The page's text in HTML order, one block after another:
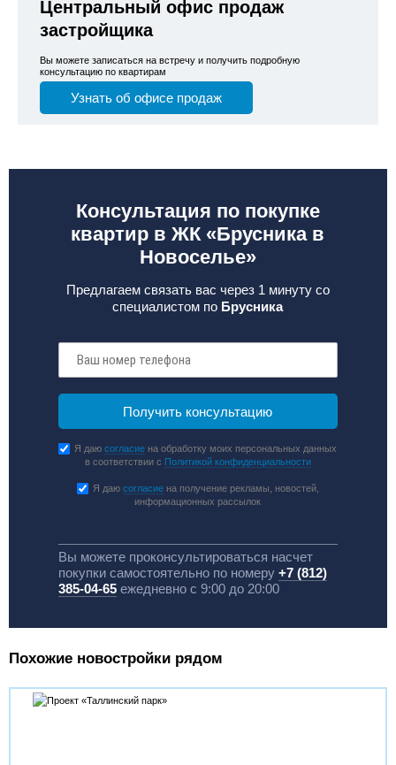
Центральный офис продаж
застройщика
Вы можете записаться на встречу и получить подробную
консультацию по квартирам
Узнать об офисе продаж
Консультация по покупке
квартир в ЖК «Брусника в
Новоселье»
Предлагаем связать вас через 1 минуту со
специалистом по Брусника
Я даюсогласие на обработку моих персональных данных
в соответствии с Политикой конфиденциальности
Я даю согласиена получение рекламы, новостей,
информационных рассылок
Вы можете проконсультироваться насчет
покупки самостоятельно по номеру +7 (812)
385-04-65ежедневно с 9:00 до 20:00
Похожие новостройки рядом